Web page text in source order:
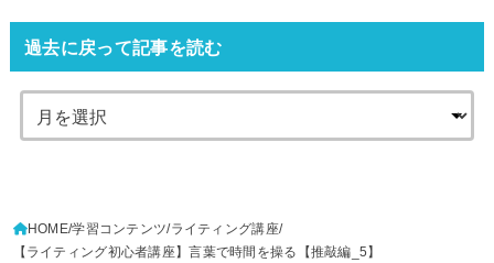
過去に戻って記事を読む
HOME 学習コンテンツ ライティング講座
【ライティング初心者講座】言葉で時間を操る【推敲編_5】